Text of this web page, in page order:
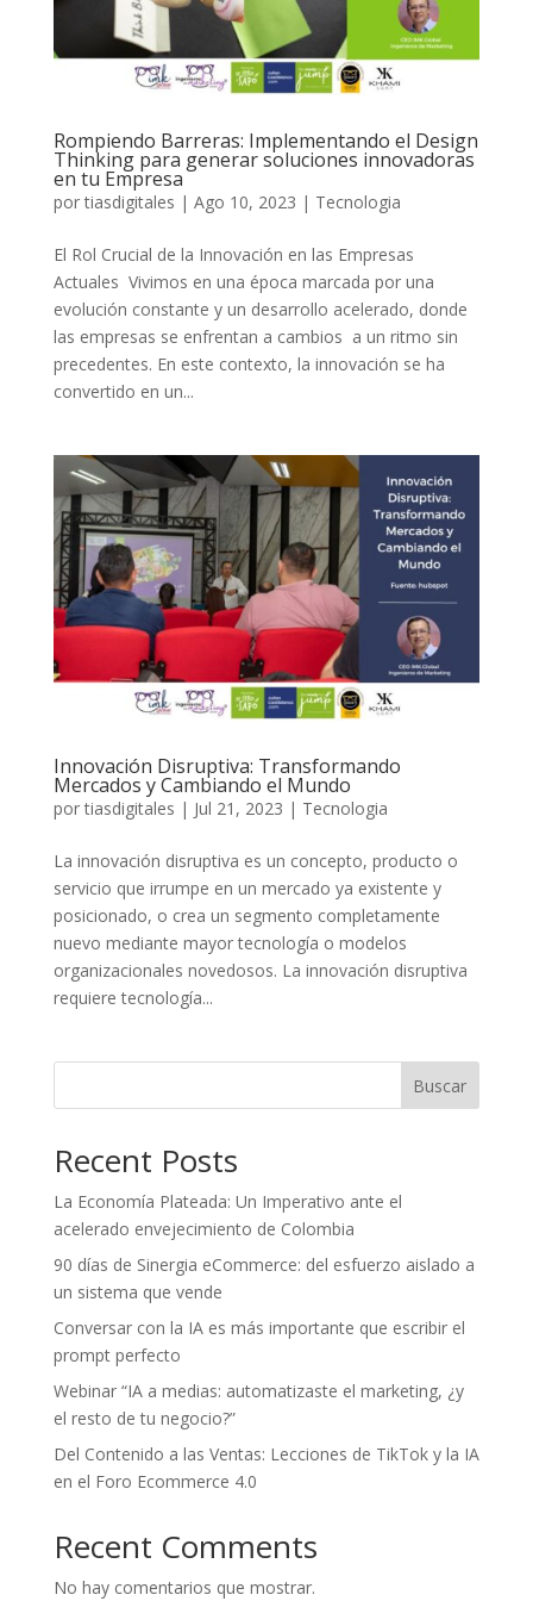
Rompiendo Barreras: Implementando el Design
Thinking para generar soluciones innovadoras
en tu Empresa
portiasdigitales | Ago 10, 2023 | Tecnologia
El Rol Crucial de la Innovación en las Empresas
Actuales Vivimos en una época marcada por una
evolución constante y un desarrollo acelerado, donde
las empresas se enfrentan a cambios a un ritmo sin
precedentes. En este contexto, la innovación se ha
convertido en un...
Innovación Disruptiva: Transformando
Mercados y Cambiando el Mundo
portiasdigitales | Jul 21, 2023 | Tecnologia
La innovación disruptiva es un concepto, producto o
servicio que irrumpe en un mercado ya existente y
posicionado, o crea un segmento completamente
nuevo mediante mayor tecnología o modelos
organizacionales novedosos. La innovación disruptiva
requiere tecnología...
Buscar
Recent Posts
La Economía Plateada: Un Imperativo ante el
acelerado envejecimiento de Colombia
90 días de Sinergia eCommerce: del esfuerzo aislado a
un sistema que vende
Conversar con la IA es más importante que escribir el
prompt perfecto
Webinar “IA a medias: automatizaste el marketing, ¿y
el resto de tu negocio?”
Del Contenido a las Ventas: Lecciones de TikTok y la IA
en el Foro Ecommerce 4.0
Recent Comments
No hay comentarios que mostrar.